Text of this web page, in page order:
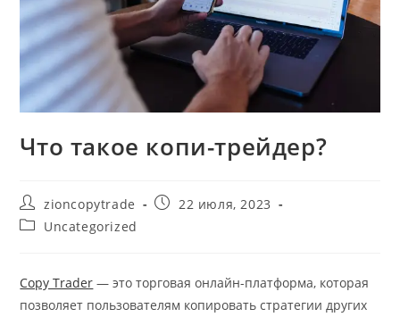
Что такое копи-трейдер?
Автор
записи:
zioncopytrade
Запись22 июля, 2023
РубрикаUncategorized
Copy Trader — это торговая онлайн-платформа, которая
позволяет пользователям копировать стратегии других